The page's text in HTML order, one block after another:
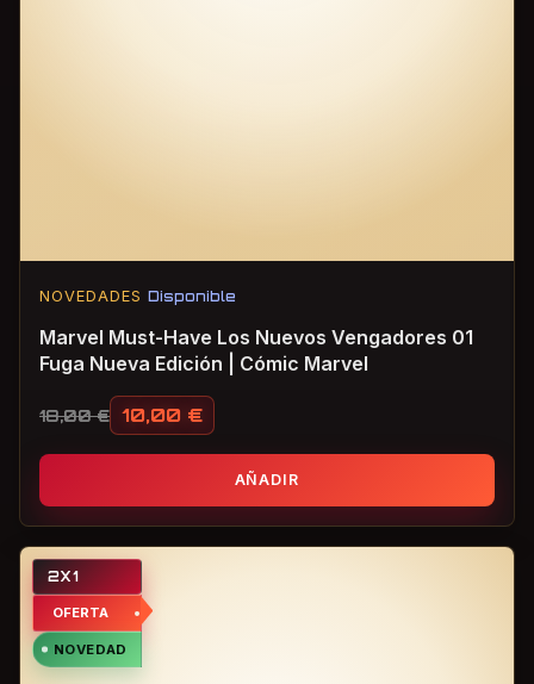
NOVEDADES Disponible
Marvel Must-Have Los Nuevos Vengadores 01
Fuga Nueva Edición | Cómic Marvel
18,00€
El precio original era: 18,00 €.
10,00 €
El precio actual es: 10,00 €.
AÑADIR
2X1
OFERTA
NOVEDAD